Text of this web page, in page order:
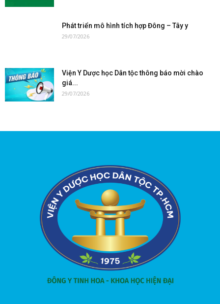
Phát triển mô hình tích hợp Đông – Tây y
29/07/2026
Viện Y Dược học Dân tộc thông báo mời chào
giá...
29/07/2026